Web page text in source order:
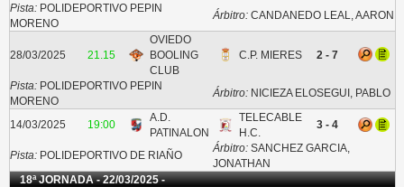
Pista:POLIDEPORTIVO PEPIN
MORENO
Árbitro:CANDANEDO LEAL, AARON
28/03/2025 21.15
OVIEDO
BOOLING
CLUB
C.P. MIERES 2 - 7
Pista:POLIDEPORTIVO PEPIN
MORENO
Árbitro:NICIEZA ELOSEGUI, PABLO
14/03/2025 19:00
A.D.
PATINALON
TELECABLE
H.C.
3 - 4
Pista:POLIDEPORTIVO DE RIAÑO
Árbitro:SANCHEZ GARCIA,
JONATHAN
18ª JORNADA - 22/03/2025 -